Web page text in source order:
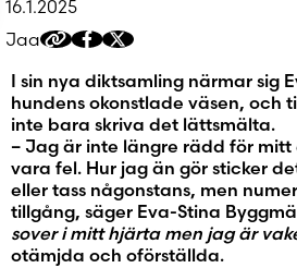
16.1.2025
Jaa
Kopioi
jakolinkki
Jaa
Facebookissa
Jaa
Twitteriin/X:ään
I sin nya diktsamling närmar sig
hundens okonstlade väsen, och
inte bara skriva det lättsmälta.
– Jag är inte längre rädd för
vara fel. Hur jag än gör sticker
eller tass någonstans, men
tillgång, säger Eva-Stina
sover i mitt hjärta men jag är
otämjda och oförställda.